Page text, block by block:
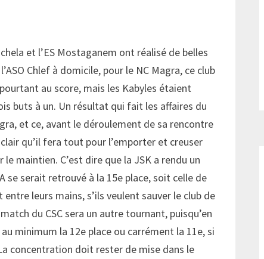
et l’ES Mostaganem ont réalisé de belles
Chlef à domicile, pour le NC Magra, ce club
au score, mais les Kabyles étaient
buts à un. Un résultat qui fait les affaires du
et ce, avant le déroulement de sa rencontre
qu’il fera tout pour l’emporter et creuser
maintien. C’est dire que la JSK a rendu un
se serait retrouvé à la 15e place, soit celle de
leurs mains, s’ils veulent sauver le club de
du CSC sera un autre tournant, puisqu’en
minimum la 12e place ou carrément la 11e, si
concentration doit rester de mise dans le